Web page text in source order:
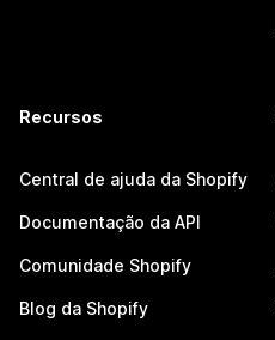
Recursos
Central de ajuda da Shopify
Documentação da API
Comunidade Shopify
Blog da Shopify